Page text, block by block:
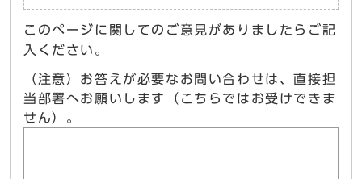
このページに関してのご意見がありましたらご記
入ください。
（注意）お答えが必要なお問い合わせは、直接担
当部署へお願いします（こちらではお受けできま
せん）。